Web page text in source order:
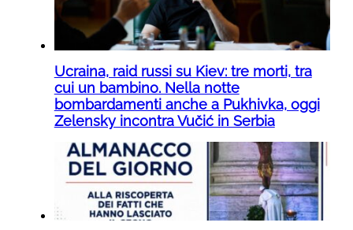
Ucraina, raid russi su Kiev: tre morti, tra
cui un bambino. Nella notte
bombardamenti anche a Pukhivka, oggi
Zelensky incontra Vučić in Serbia